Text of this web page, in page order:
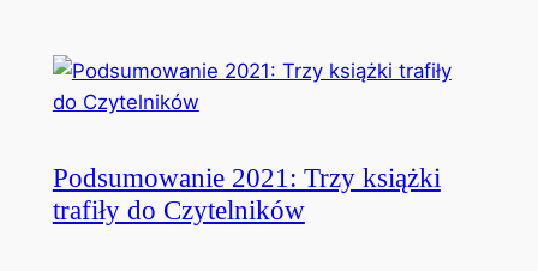
Podsumowanie 2021: Trzy książki
trafiły do Czytelników